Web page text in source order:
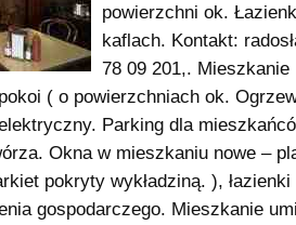
powierzchni ok.
kaflach. Kontakt:
78 09 201,. Mieszkanie
( o powierzchniach ok.
Parking dla
Okna w mieszkaniu nowe –
pokryty wykładziną. ),
gospodarczego. Mieszkanie